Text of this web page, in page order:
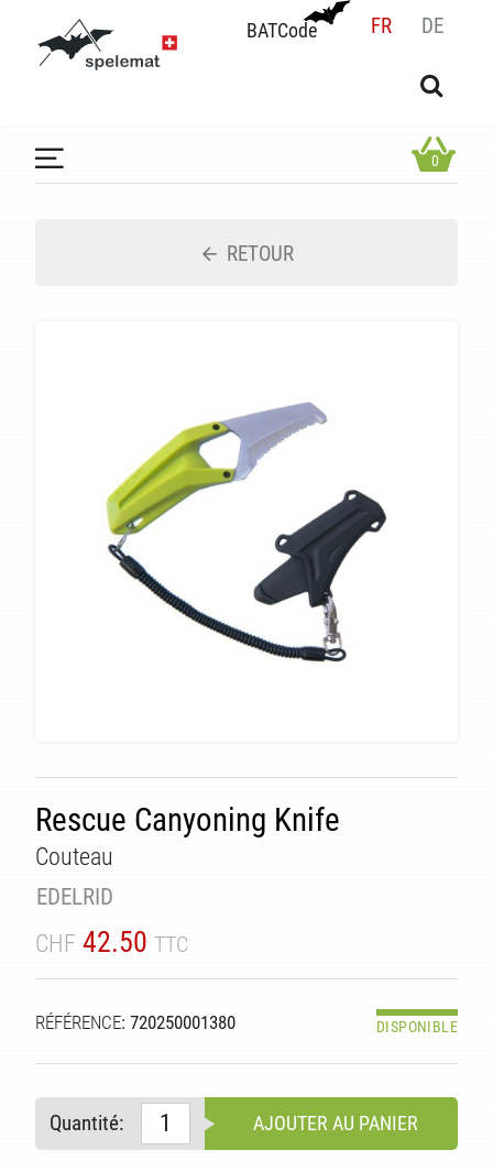
BATCode FR DE
BATCode
OK
0
RETOUR
Rescue Canyoning Knife
Couteau
EDELRID
CHF 42.50 TTC
RÉFÉRENCE: 720250001380 DISPONIBLE
Quantité: AJOUTER AU PANIER